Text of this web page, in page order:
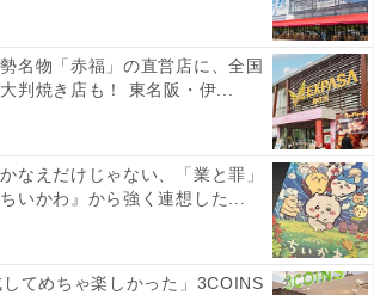
勢名物「赤福」の直営店に、全国
判焼き店も！ 東名阪・伊...
なえだけじゃない、「業と罪」
いかわ』から強く連想した...
してめちゃ楽しかった」3COINS